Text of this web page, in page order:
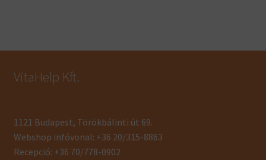
VitaHelp Kft.
1121 Budapest, Törökbálinti út 69.
Webshop infóvonal: +36 20/315-8863
Recepció: +36 70/778-0902